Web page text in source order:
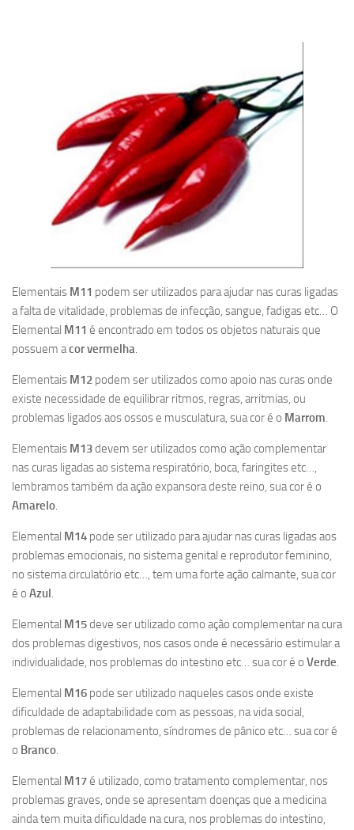
Elementais M11 podem ser utilizados para ajudar nas curas ligadas
a falta de vitalidade, problemas de infecção, sangue, fadigas etc… O
Elemental M11 é encontrado em todos os objetos naturais que
possuem acor vermelha.
Elementais M12 podem ser utilizados como apoio nas curas onde
existe necessidade de equilibrar ritmos, regras, arritmias, ou
problemas ligados aos ossos e musculatura, sua cor é o Marrom.
Elementais M13devem ser utilizados como ação complementar
nas curas ligadas ao sistema respiratório, boca, faringites etc…,
lembramos também da ação expansora deste reino, sua cor é o
Amarelo.
Elemental M14 pode ser utilizado para ajudar nas curas ligadas aos
problemas emocionais, no sistema genital e reprodutor feminino,
no sistema circulatório etc…, tem uma forte ação calmante, sua cor
é o Azul .
Elemental M15deve ser utilizado como ação complementar na cura
dos problemas digestivos, nos casos onde é necessário estimular a
individualidade, nos problemas do intestino etc… sua cor é o Verde.
Elemental M16 pode ser utilizado naqueles casos onde existe
dificuldade de adaptabilidade com as pessoas, na vida social,
problemas de relacionamento, síndromes de pânico etc… sua cor é
o Branco.
Elemental M17é utilizado, como tratamento complementar, nos
problemas graves, onde se apresentam doenças que a medicina
ainda tem muita dificuldade na cura, nos problemas do intestino,